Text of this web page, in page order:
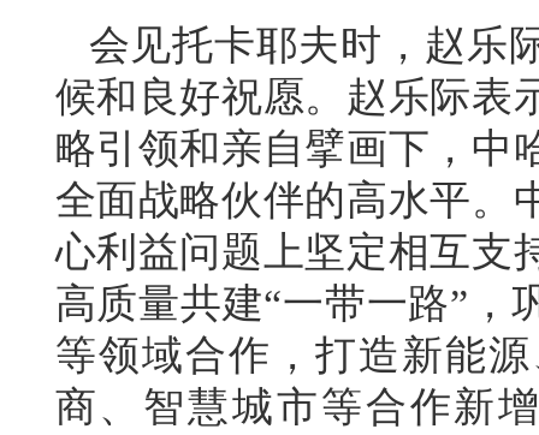
会见托卡耶夫时，赵乐
候和良好祝愿。赵乐际表
略引领和亲自擘画下，中
全面战略伙伴的高水平。
心利益问题上坚定相互支
高质量共建“一带一路”，
等领域合作，打造新能
商、智慧城市等合作新